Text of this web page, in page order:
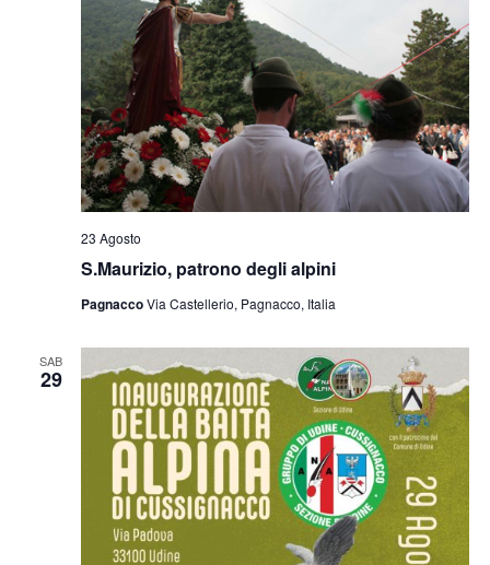
S.Maurizio, patrono degli alpini
23 Agosto
PagnaccoVia Castellerio, Pagnacco, Italia
SAB
29